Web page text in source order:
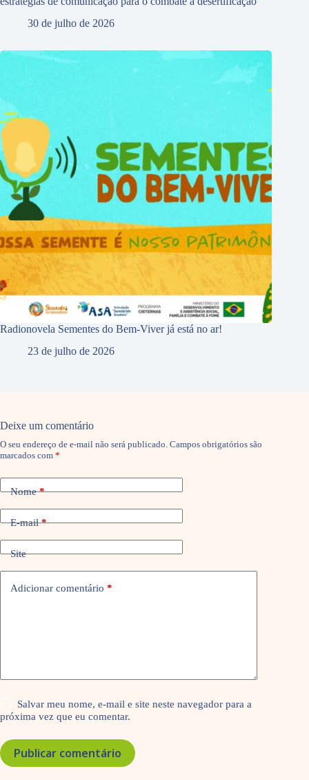
30 de julho de 2026
Radionovela Sementes do Bem-Viver já está no ar!
23 de julho de 2026
Deixe um comentário
O seu endereço de e-mail não será publicado. Campos obrigatórios são
marcados com *
Nome*
E-mail*
Site
Adicionar comentário *
Salvar meu nome, e-mail e site neste navegador para a
próxima vez que eu comentar.
Publicar comentário